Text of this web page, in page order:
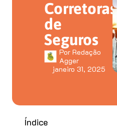
Corretoras
de
Seguros
Por Redação
Agger
janeiro 31, 2025
Índice